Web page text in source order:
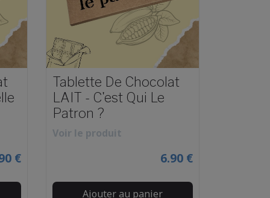
€
Tablette De Chocolat
LAIT - C'est Qui Le
Patron ?
Voir le produit
6.90 €
Ajouter au panier